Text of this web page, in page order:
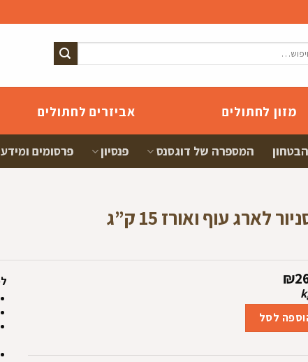
מזון לחתולים אביזרים לחתולים
המספרה של דוגסנס פנסיון פרסומים
₪המחיר
הוא:
₪269.00.
לסל